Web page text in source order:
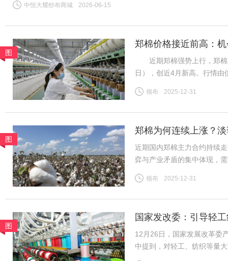
中恒大耀纱布商城 2026-06-15
图
郑棉价格接近前高：
近期郑棉强势上行，郑棉
日），创近4月新高。行情
（一）供给预期收紧成核
领布 2025-12-31
图
郑棉为何连续上涨？
近期国内郑棉主力合约持续
弈与产业矛盾的集中体现，
格上涨提供助力。新疆棉花
领布 2025-12-31
图
国家发改委：引导轻
12月26日，国家发展改革委
中提到，对轻工、纺织等量